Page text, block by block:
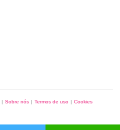
| Sobre nós | Termos de uso | Cookies